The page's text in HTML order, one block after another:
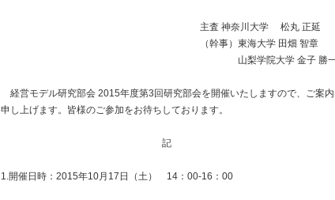
主査 神奈川大学 松丸 正延
（幹事）東海大学 田畑 智章
山梨学院大学 金子 勝
経営モデル研究部会 2015年度第3回研究部会を開催いたしますので、ご案内
申し上げます。皆様のご参加をお待ちしております。
記
1.開催日時：2015年10月17日（土） 14：00-16：00